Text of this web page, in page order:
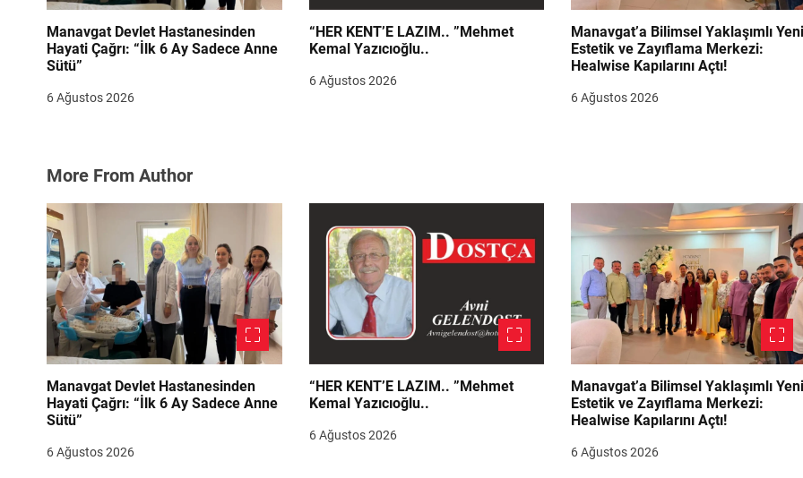
Manavgat Devlet Hastanesinden
Hayati Çağrı: “İlk 6 Ay Sadece Anne
Sütü”
6 Ağustos 2026
“HER KENT’E LAZIM.. ”Mehmet
Kemal Yazıcıoğlu..
6 Ağustos 2026
Manavgat’a Bilimsel Yaklaşımlı
Estetik ve Zayıflama Merkezi:
Healwise Kapılarını Açtı!
6 Ağustos 2026
More From Author
Manavgat Devlet Hastanesinden
Hayati Çağrı: “İlk 6 Ay Sadece Anne
Sütü”
6 Ağustos 2026
“HER KENT’E LAZIM.. ”Mehmet
Kemal Yazıcıoğlu..
6 Ağustos 2026
Manavgat’a Bilimsel Yaklaşımlı
Estetik ve Zayıflama Merkezi:
Healwise Kapılarını Açtı!
6 Ağustos 2026